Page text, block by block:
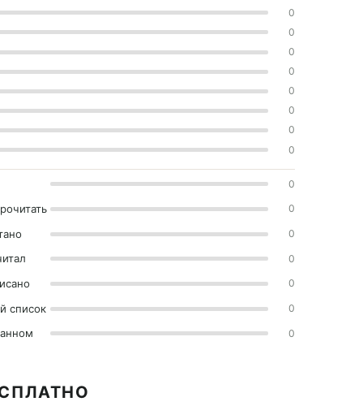
0
0
0
0
0
0
0
0
0
0
0
0
0
список 0
0